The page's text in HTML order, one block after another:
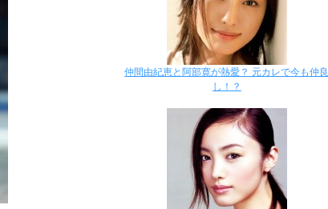
仲間由紀恵と阿部寛が熱愛？ 元カレで今も仲良
し！？